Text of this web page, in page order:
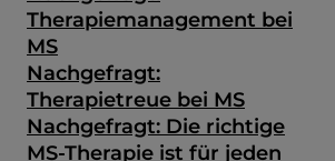
Therapiemanagement bei
MS
Nachgefragt:
Therapietreue bei MS
Nachgefragt: Die richtige
MS-Therapie ist für jeden